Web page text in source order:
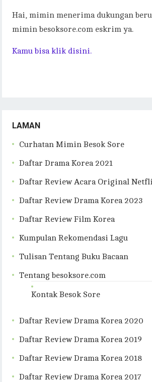
Hai, mimin menerima dukungan
mimin besoksore.com eskrim ya.
Kamu bisa klik disini.
LAMAN
Curhatan Mimin Besok Sore
Daftar Drama Korea 2021
Daftar Review Acara Original
Daftar Review Drama Korea 2023
Daftar Review Film Korea
Kumpulan Rekomendasi Lagu
Tulisan Tentang Buku Bacaan
Tentang besoksore.com
Kontak Besok Sore
Daftar Review Drama Korea 2020
Daftar Review Drama Korea 2019
Daftar Review Drama Korea 2018
Daftar Review Drama Korea 2017